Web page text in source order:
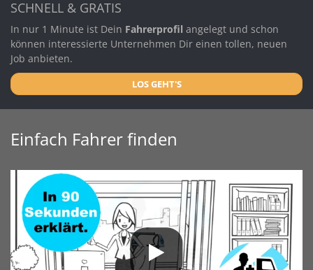
SCHNELL & GRATIS
In nur 1 Minute ist Dein Fahrerprofil angelegt und schon
können interessierte Unternehmen Dir einen tollen, neuen
Job anbieten.
LOS GEHT'S
Einfach Fahrer finden